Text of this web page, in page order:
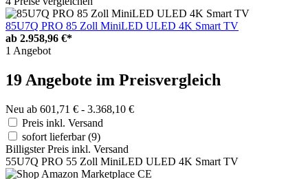
85U7Q PRO 85 Zoll MiniLED ULED 4K Smart TV
ab 2.958,96 €*
1 Angebot
19 Angebote im Preisvergleich
Neu ab 601,71 € - 3.368,10 €
Preis inkl. Versand
sofort lieferbar(9)
Billigster Preis inkl. Versand
55U7Q PRO 55 Zoll MiniLED ULED 4K Smart TV